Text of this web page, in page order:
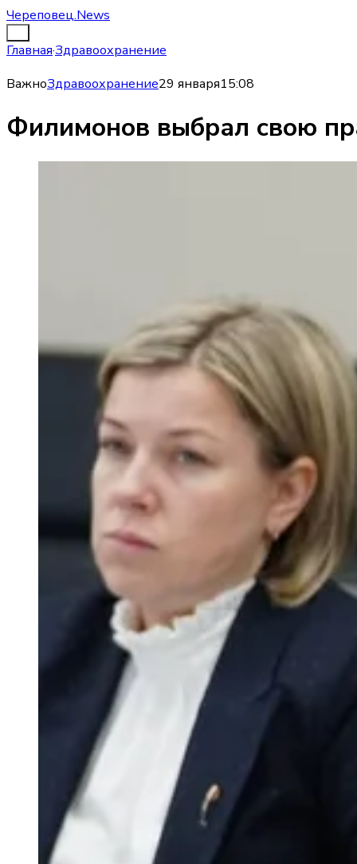
Череповец.News
Главная·Здравоохранение
ВажноЗдравоохранение29 января15:08
Филимонов выбрал свою